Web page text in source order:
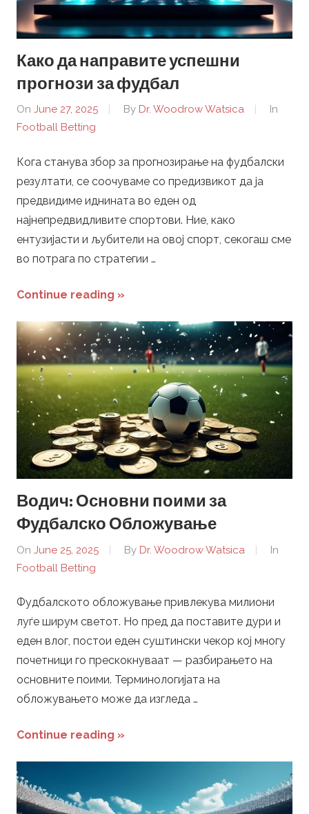
r
.
m
k
–
F
o
b
a
l
l
B
e
t
i
n
g
Како да направите успешни
прогнози за фудбал
On June 27, 2025 By Dr. Woodrow Watsica
In
Football Betting
Кога станува збор за прогнозирање на фудбалски
резултати, се соочуваме со предизвикот да ја
предвидиме иднината во еден од
најнепредвидливите спортови. Ние, како
ентузијасти и љубители на овој спорт, секогаш сме
во потрага по стратегии …
Continue reading »
Водич: Основни поими за
Фудбалско Обложување
On June 25, 2025 By Dr. Woodrow Watsica
In
Football Betting
Фудбалското обложување привлекува милиони
луѓе ширум светот. Но пред да поставите дури и
еден влог, постои еден суштински чекор кој многу
почетници го прескокнуваат — разбирањето на
основните поими. Терминологијата на
обложувањето може да изгледа …
Continue reading »